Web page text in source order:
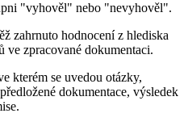
"vyhověl" nebo "nevyhověl".
zahrnuto hodnocení z hlediska
ve zpracované dokumentaci.
kterém se uvedou otázky,
dokumentace, výsledek